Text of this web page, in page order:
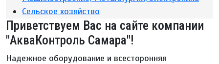
Сельское хозяйство
Приветствуем Вас на сайте компании
"АкваКонтроль Самара"!
Надежное оборудование и всесторонняя